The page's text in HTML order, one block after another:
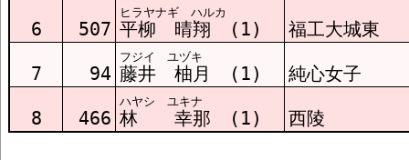
6 507
ヒラヤナギ ハルカ
平柳 晴翔 (1) 福工大城東
7 94
フジイ ユヅキ
藤井 柚月 (1) 純心女子
8 466
ハヤシ ユキナ
林 幸那 (1) 西陵